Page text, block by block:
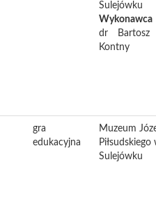
Sulejówku
Wykonawca
dr
Bartosz
Kontny
gra
edukacyjna
Muzeum
Piłsudskiego
Sulejówku